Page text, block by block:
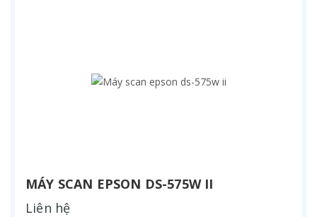
MÁY SCAN EPSON DS-575W II
Liên hệ